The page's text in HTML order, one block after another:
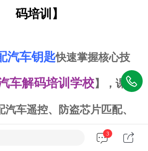
码培训】
汽车钥匙快速掌握核心技
车解码培训学校】 ，课程
汽车遥控、防盗芯片匹配、
等关键性技术，学习时间早
3